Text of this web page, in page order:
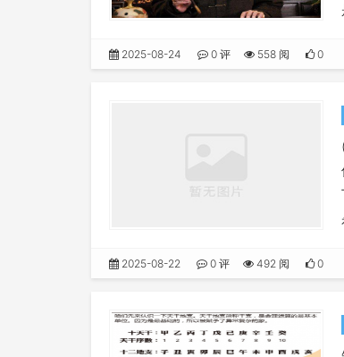
2025-08-24 0 评 558 阅 0
2025-08-22 0 评 492 阅 0